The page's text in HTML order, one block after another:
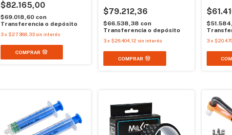
$82.165,00
$69.018,60 con
Transferencia o depósito
3x $27.388,33 sin interés
$79.212,36
$66.538,38 con
Transferencia o depósito
3x $26.404,12 sin interés 3 x